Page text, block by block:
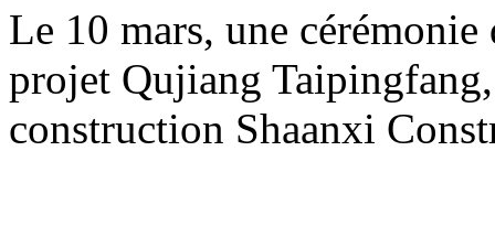
Le 10 mars, une
projet Qujiang
construction Shaanxi